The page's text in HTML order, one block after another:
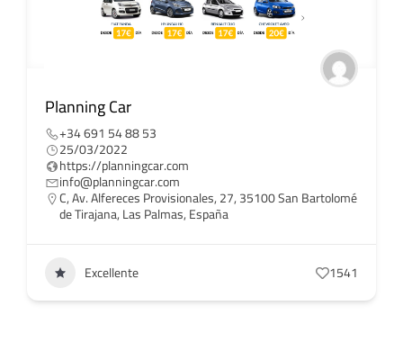
Planning Car
+34 691 54 88 53
25/03/2022
https://planningcar.com
info@planningcar.com
C, Av. Alfereces Provisionales, 27, 35100 San Bartolomé
de Tirajana, Las Palmas, España
Excellente 1541